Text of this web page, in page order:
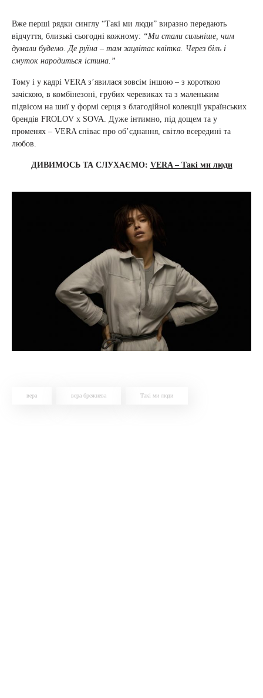
Вже перші рядки синглу “Такі ми люди” виразно передають
відчуття, близькі сьогодні кожному: “Ми стали сильніше, чим
думали будемо. Де руїна – там зацвітає квітка. Через біль і
смуток народиться істина.”
Тому і у кадрі VERA з’явилася зовсім іншою – з короткою
зачіскою, в комбінезоні, грубих черевиках та з маленьким
підвісом на шиї у формі серця з благодійної колекції українських
брендів FROLOV x SOVA. Дуже інтимно, під дощем та у
променях – VERA співає про об’єднання, світло всередині та
любов.
ДИВИМОСЬ ТА СЛУХАЄМО: VERA – Такі ми люди
вера вера брежнева Такi ми люди